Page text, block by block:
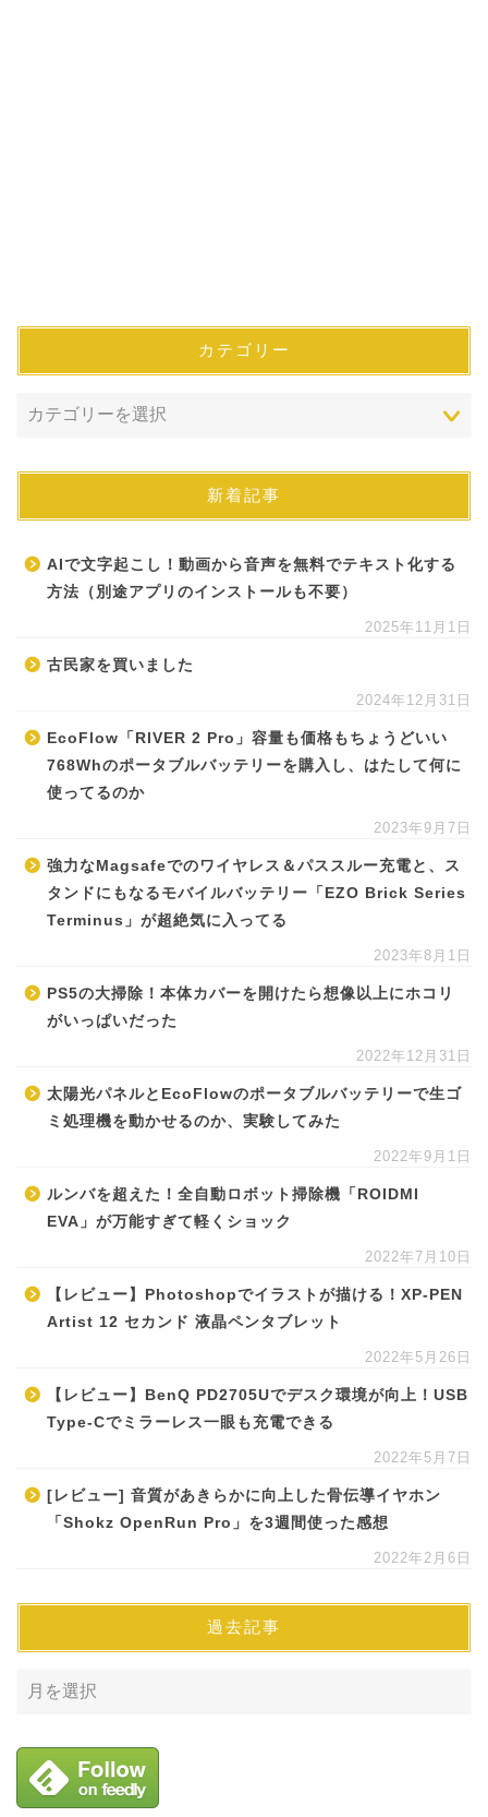
カテゴリー
新着記事
AIで文字起こし！動画から音声を無料でテキスト化する
方法（別途アプリのインストールも不要）
2025年11月1日
古民家を買いました
2024年12月31日
EcoFlow「RIVER 2 Pro」容量も価格もちょうどいい
768Whのポータブルバッテリーを購入し、はたして何に
使ってるのか
2023年9月7日
強力なMagsafeでのワイヤレス＆パススルー充電と、ス
タンドにもなるモバイルバッテリー「EZO Brick Series
Terminus」が超絶気に入ってる
2023年8月1日
PS5の大掃除！本体カバーを開けたら想像以上にホコリ
がいっぱいだった
2022年12月31日
太陽光パネルとEcoFlowのポータブルバッテリーで生ゴ
ミ処理機を動かせるのか、実験してみた
2022年9月1日
ルンバを超えた！全自動ロボット掃除機「ROIDMI
EVA」が万能すぎて軽くショック
2022年7月10日
【レビュー】Photoshopでイラストが描ける！XP-PEN
Artist 12 セカンド 液晶ペンタブレット
2022年5月26日
【レビュー】BenQ PD2705Uでデスク環境が向上！USB
Type-Cでミラーレス一眼も充電できる
2022年5月7日
[レビュー] 音質があきらかに向上した骨伝導イヤホン
「Shokz OpenRun Pro」を3週間使った感想
2022年2月6日
過去記事